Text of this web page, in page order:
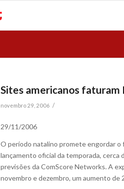
Sites americanos faturam
novembro 29, 2006 /
29/11/2006
O período natalino promete engordar o
lançamento oficial da temporada, cerca
previsões da ComScore Networks. A
novembro e dezembro, um aumento de